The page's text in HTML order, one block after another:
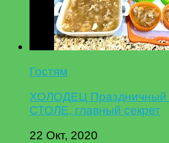
Гостям
ХОЛОДЕЦ
СТОЛЕ, главный секрет
22 Окт, 2020